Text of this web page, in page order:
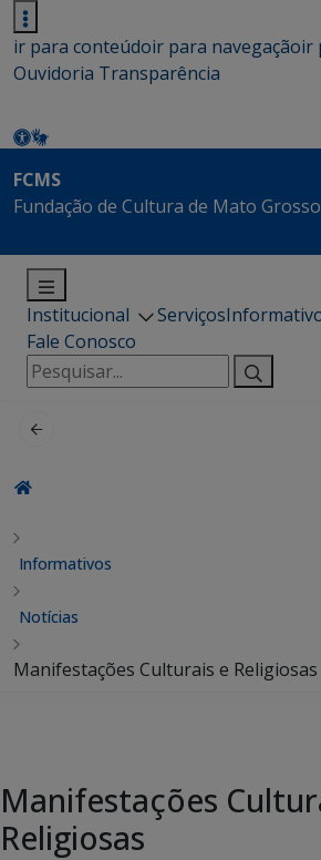
ir para conteúdoir para navegaçãoir
Ouvidoria Transparência
FCMS
Fundação de Cultura de Mato
Institucional Serviços
Fale Conosco
Pesquisar
por:
Informativos
Notícias
Manifestações Culturais e Religiosas
Manifestações
Religiosas